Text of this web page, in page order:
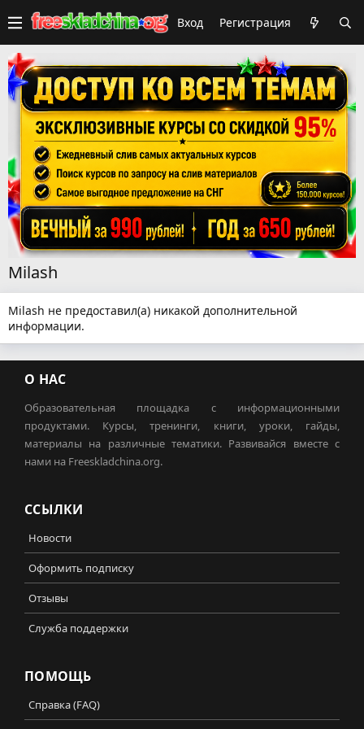
Вход Регистрация
Milash
Milash не предоставил(а) никакой дополнительной
информации.
О НАС
Образовательная площадка с информационными
продуктами. Курсы, тренинги, книги, уроки, гайды,
материалы на различные тематики. Развивайся вместе с
нами на Freeskladchina.org.
ССЫЛКИ
Новости
Оформить подписку
Отзывы
Служба поддержки
ПОМОЩЬ
Справка (FAQ)